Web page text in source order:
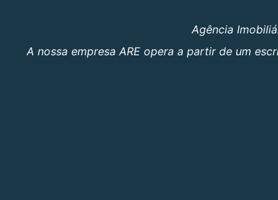
Agência
A nossa empresa ARE opera a partir de um